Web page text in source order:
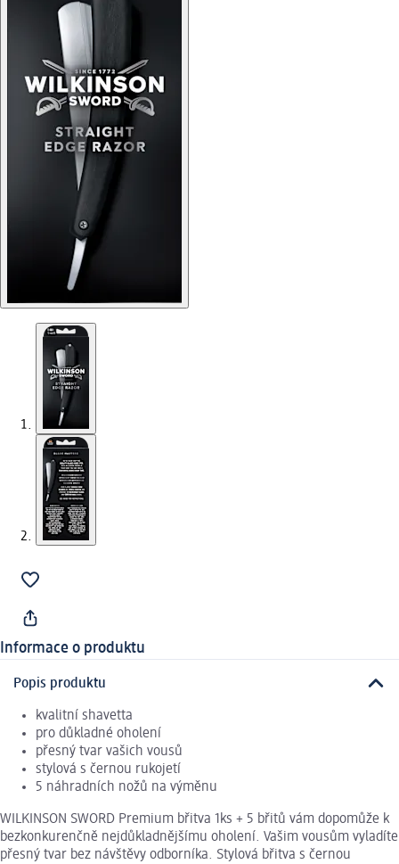
Informace o produktu
Popis produktu
kvalitní shavetta
pro důkladné oholení
přesný tvar vašich vousů
stylová s černou rukojetí
5 náhradních nožů na výměnu
WILKINSON SWORD Premium břitva 1ks + 5 břitů vám dopomůže k
bezkonkurenčně nejdůkladnějšímu oholení. Vašim vousům vyladíte
přesný tvar bez návštěvy odborníka. Stylová břitva s černou